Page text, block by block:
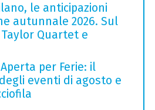
le anticipazioni
autunnale 2026. Sul
Quartet e
per Ferie: il
eventi di agosto e